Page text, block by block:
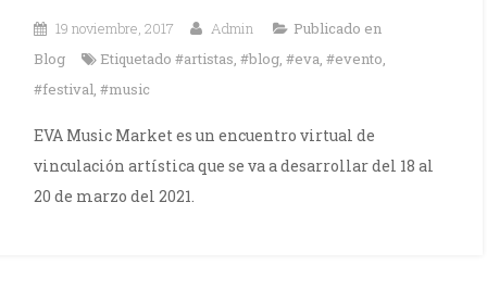
19 noviembre, 2017 Admin
Publicado en
Blog
Etiquetado#artistas,#blog,#eva,#evento,
#festival,#music
EVA Music Market es un encuentro virtual de
vinculación artística que se va a desarrollar del 18 al
20 de marzo del 2021.